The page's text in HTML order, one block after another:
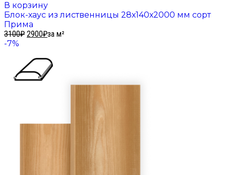
В корзину
Блок-хаус из лиственницы 28х140х2000 мм сорт
Прима
3100₽ 2900₽за м²
-7%